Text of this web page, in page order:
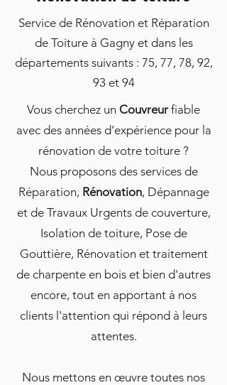
Service de Rénovation et Réparation
de Toiture à Gagny et dans les
départements suivants : 75, 77, 78, 92,
93 et 94
Vous cherchez un Couvreur fiable
avec des années d’expérience pour la
rénovation de votre toiture ?
Nous proposons des services de
Réparation, Rénovation, Dépannage
et de Travaux Urgents de couverture,
Isolation de toiture, Pose de
Gouttière, Rénovation et traitement
de charpente en bois et bien d'autres
encore, tout en apportant à nos
clients l'attention qui répond à leurs
attentes.
Nous mettons en œuvre toutes nos